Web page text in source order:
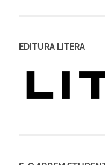
EDITURA LITERA